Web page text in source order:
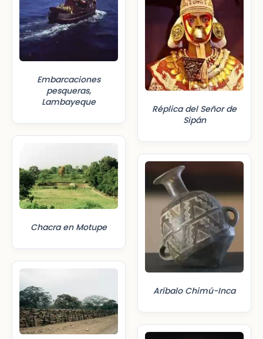
Embarcaciones
pesqueras,
Lambayeque
Chacra en Motupe
Réplica del Señor de
Sipán
Aríbalo Chimú-Inca